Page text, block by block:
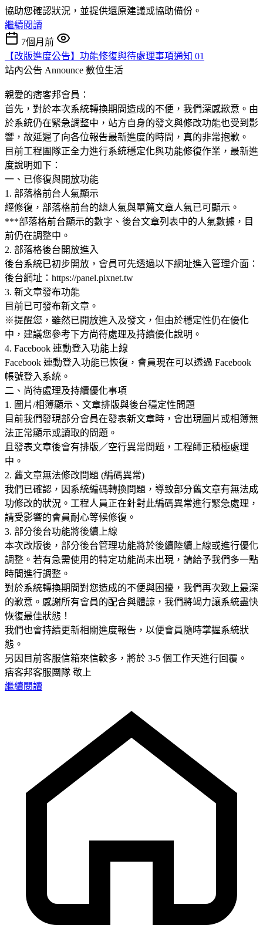
協助您確認狀況，並提供還原建議或協助備份。
繼續閱讀
7個月前
【改版進度公告】功能修復與待處理事項通知 01
站內公告 Announce 數位生活
親愛的痞客邦會員：
首先，對於本次系統轉換期間造成的不便，我們深感歉意。由
於系統仍在緊急調整中，站方自身的發文與修改功能也受到影
響，故延遲了向各位報告最新進度的時間，真的非常抱歉。
目前工程團隊正全力進行系統穩定化與功能修復作業，最新進
度說明如下：
一、已修復與開放功能
1. 部落格前台人氣顯示
經修復，部落格前台的總人氣與單篇文章人氣已可顯示。
***部落格前台顯示的數字、後台文章列表中的人氣數據，目
前仍在調整中。
2. 部落格後台開放進入
後台系統已初步開放，會員可先透過以下網址進入管理介面：
後台網址：https://panel.pixnet.tw
3. 新文章發布功能
目前已可發布新文章。
※提醒您，雖然已開放進入及發文，但由於穩定性仍在優化
中，建議您參考下方尚待處理及持續優化說明。
4. Facebook 連動登入功能上線
Facebook 連動登入功能已恢復，會員現在可以透過 Facebook
帳號登入系統。
二、尚待處理及持續優化事項
1. 圖片/相簿顯示、文章排版與後台穩定性問題
目前我們發現部分會員在發表新文章時，會出現圖片或相簿無
法正常顯示或讀取的問題。
且發表文章後會有排版／空行異常問題，工程師正積極處理
中。
2. 舊文章無法修改問題 (編碼異常)
我們已確認，因系統編碼轉換問題，導致部分舊文章有無法成
功修改的狀況。工程人員正在針對此編碼異常進行緊急處理，
請受影響的會員耐心等候修復。
3. 部分後台功能將後續上線
本次改版後，部分後台管理功能將於後續陸續上線或進行優化
調整。若有急需使用的特定功能尚未出現，請給予我們多一點
時間進行調整。
對於系統轉換期間對您造成的不便與困擾，我們再次致上最深
的歉意。感謝所有會員的配合與體諒，我們將竭力讓系統盡快
恢復最佳狀態！
我們也會持續更新相關進度報告，以便會員隨時掌握系統狀
態。
另因目前客服信箱來信較多，將於 3-5 個工作天進行回覆。
痞客邦客服團隊 敬上
繼續閱讀